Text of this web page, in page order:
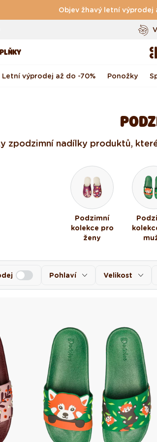
Objev žhavý letní výprodej
Letní výprodej až do -70% Ponožky
z podzimní nadílky produktů,
Podzimní
kolekce pro
ženy
Pohlaví Velikost